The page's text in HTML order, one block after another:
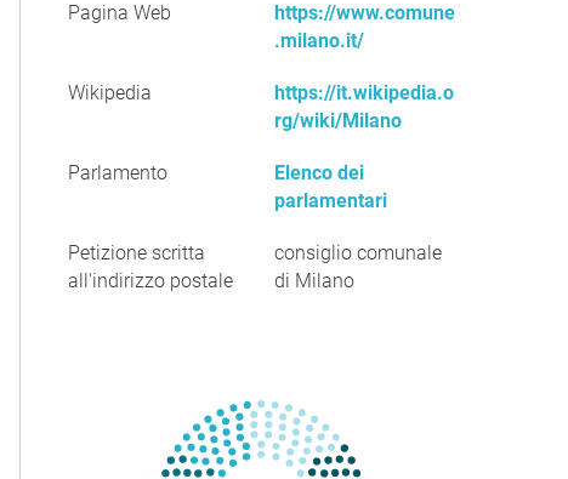
Pagina Web
https://www.comune
.milano.it/
Wikipedia
https://it.wikipedia.o
rg/wiki/Milano
Parlamento
Elenco dei
parlamentari
Petizione scritta
all'indirizzo postale
consiglio comunale
di Milano